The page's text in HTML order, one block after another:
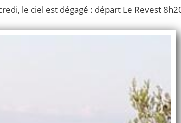
le ciel est dégagé : départ Le Revest